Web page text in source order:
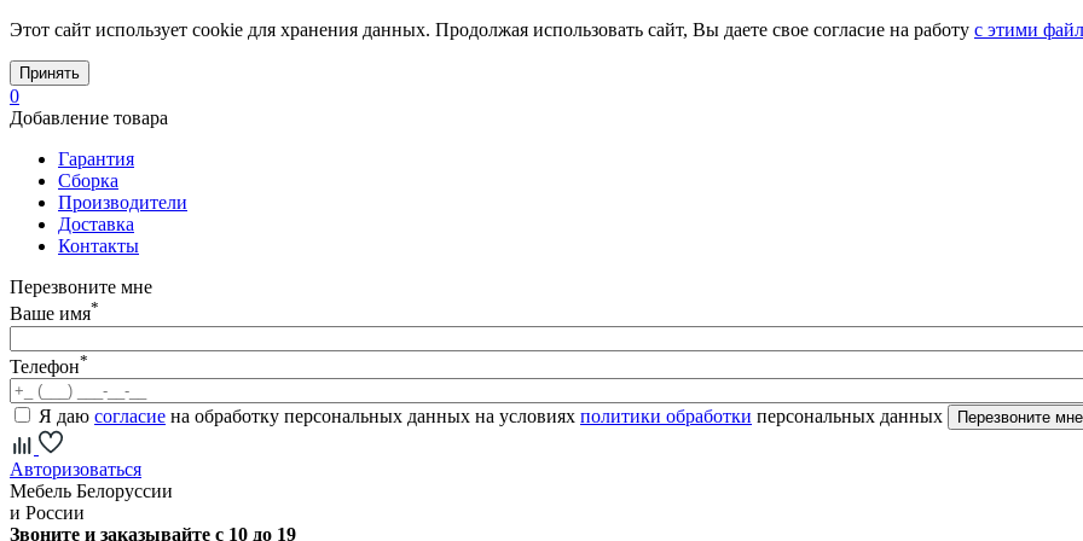
Этот сайт использует cookie для хранения данных. Продолжая использовать сайт, Вы даете свое согласие на работу с этими
Принять
0
Добавление товара
Гарантия
Сборка
Производители
Доставка
Контакты
Перезвоните мне
Ваше имя*
Телефон*
Я даю согласие на обработку персональных данных на условиях политики обработки персональных данных
Авторизоваться
Мебель Белоруссии
и России
Звоните и заказывайте с 10 до 19